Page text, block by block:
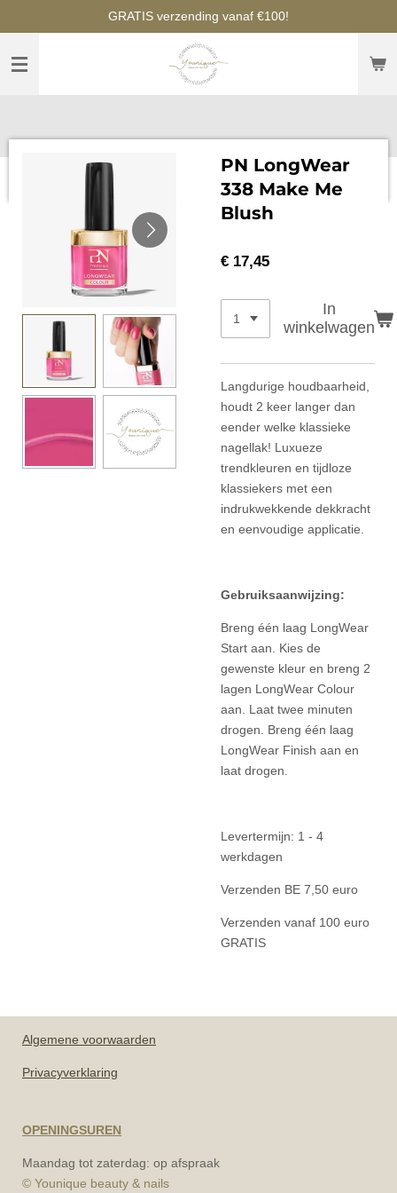
naar
hoofdinhoud
GRATIS verzending vanaf €100!
PN LongWear
338 Make Me
Blush
€ 17,45
In
winkelwagen
Langdurige houdbaarheid,
houdt 2 keer langer dan
eender welke klassieke
nagellak! Luxueze
trendkleuren en tijdloze
klassiekers met een
indrukwekkende dekkracht
en eenvoudige applicatie.
Gebruiksaanwijzing:
Breng één laag LongWear
Start aan. Kies de
gewenste kleur en breng 2
lagen LongWear Colour
aan. Laat twee minuten
drogen. Breng één laag
LongWear Finish aan en
laat drogen.
Levertermijn: 1 - 4
werkdagen
Verzenden BE 7,50 euro
Verzenden vanaf 100 euro
GRATIS
Algemene voorwaarden
Privacyverklaring
OPENINGSUREN
Maandag tot zaterdag: op afspraak
© Younique beauty & nails